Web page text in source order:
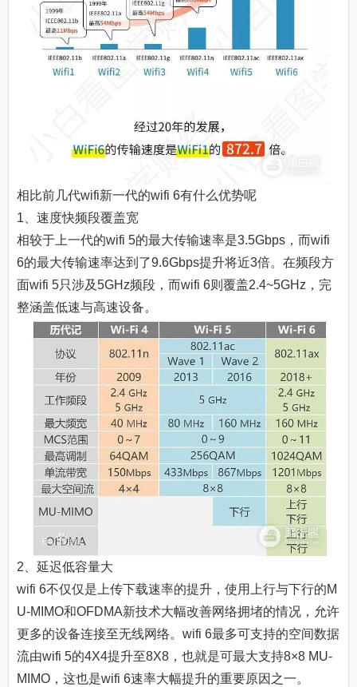
相比前几代wifi新一代的wifi 6有什么优势呢
1、速度快频段覆盖宽
相较于上一代的wifi 5的最大传输速率是3.5Gbps，而wifi
6的最大传输速率达到了9.6Gbps提升将近3倍。在频段方
面wifi 5只涉及5GHz频段，而wifi 6则覆盖2.4~5GHz，完
整涵盖低速与高速设备。
2、延迟低容量大
wifi 6不仅仅是上传下载速率的提升，使用上行与下行的M
U-MIMO和OFDMA新技术大幅改善网络拥堵的情况，允许
更多的设备连接至无线网络。wifi 6最多可支持的空间数据
流由wifi 5的4X4提升至8X8，也就是可最大支持8×8 MU-
MIMO，这也是wifi 6速率大幅提升的重要原因之一。